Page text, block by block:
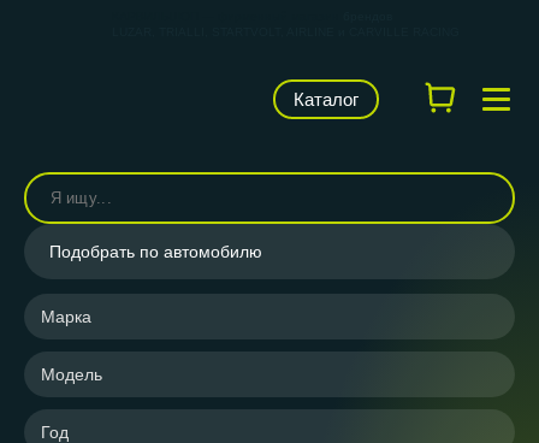
Каталог
Подобрать по автомобилю
Марка
Модель
Год